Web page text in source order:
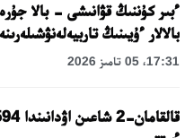
ءبىر كۇننىڭ قۋانىشى - بالا
بالالار ءۇيىنىڭ
17:31، 05 تامىز 2026